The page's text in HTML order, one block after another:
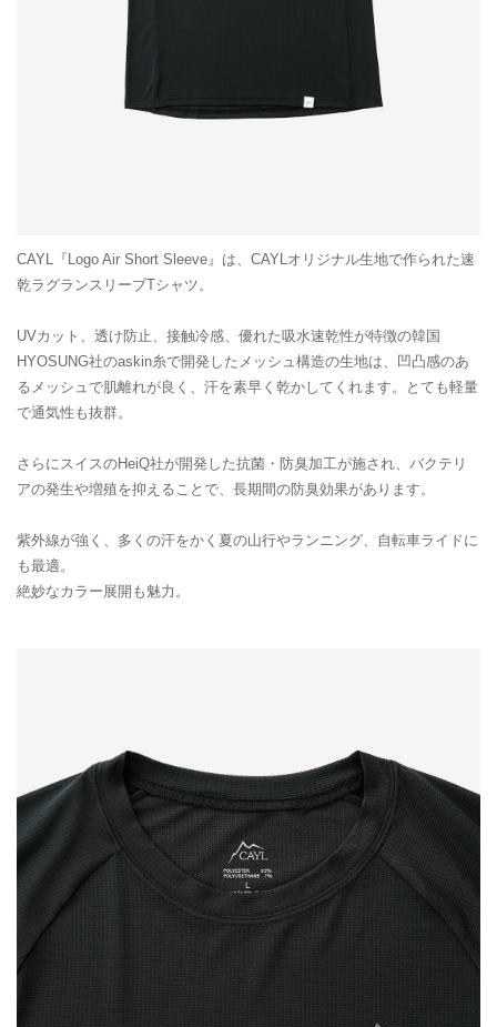
CAYL『Logo Air Short Sleeve』は、CAYLオリジナル生地で作られた速
乾ラグランスリーブTシャツ。
UVカット、透け防止、接触冷感、優れた吸水速乾性が特徴の韓国
HYOSUNG社のaskin糸で開発したメッシュ構造の生地は、凹凸感のあ
るメッシュで肌離れが良く、汗を素早く乾かしてくれます。とても軽量
で通気性も抜群。
さらにスイスのHeiQ社が開発した抗菌・防臭加工が施され、バクテリ
アの発生や増殖を抑えることで、長期間の防臭効果があります。
紫外線が強く、多くの汗をかく夏の山行やランニング、自転車ライドに
も最適。
絶妙なカラー展開も魅力。